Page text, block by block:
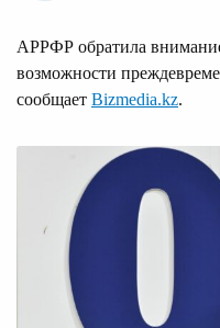
АРРФР обратила
возможности
сообщает Bizmedia.kz.